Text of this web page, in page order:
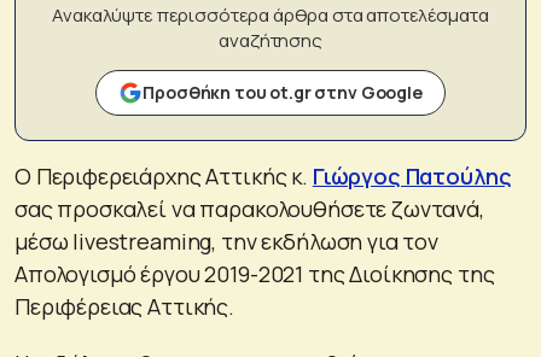
Ανακαλύψτε περισσότερα άρθρα στα αποτελέσματα
αναζήτησης
Προσθήκη του ot.gr στην Google
Ο Περιφερειάρχης Αττικής κ. Γιώργος Πατούλης
σας προσκαλεί να παρακολουθήσετε ζωντανά,
μέσω livestreaming, την εκδήλωση για τον
Απολογισμό έργου 2019-2021 της Διοίκησης της
Περιφέρειας Αττικής.